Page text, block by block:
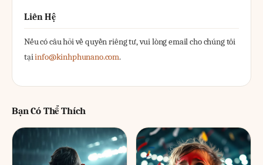
Liên Hệ
Nếu có câu hỏi về quyền riêng tư, vui lòng email cho chúng tôi
tạiinfo@kinhphunano.com.
Bạn Có Thể Thích